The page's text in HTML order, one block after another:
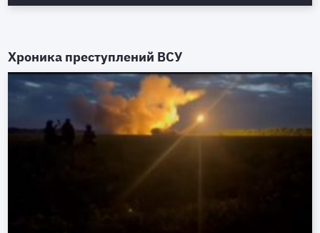
Хроника преступлений ВСУ